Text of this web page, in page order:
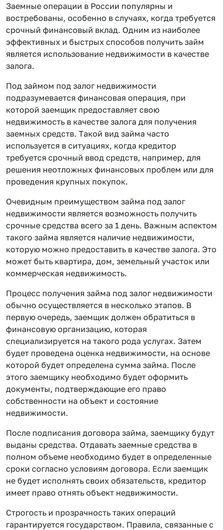
Заемные операции в России популярны и
востребованы, особенно в случаях, когда требуется
срочный финансовый вклад. Одним из наиболее
эффективных и быстрых способов получить займ
является использование недвижимости в качестве
залога.
Под займом под залог недвижимости
подразумевается финансовая операция, при
которой заемщик предоставляет свою
недвижимость в качестве залога для получения
заемных средств. Такой вид займа часто
используется в ситуациях, когда кредитор
требуется срочный ввод средств, например, для
решения неотложных финансовых проблем или для
проведения крупных покупок.
Очевидным преимуществом займа под залог
недвижимости является возможность получить
срочные средства всего за 1 день. Важным аспектом
такого займа является наличие недвижимости,
которую можно предоставить в качестве залога. Это
может быть квартира, дом, земельный участок или
коммерческая недвижимость.
Процесс получения займа под залог недвижимости
обычно осуществляется в несколько этапов. В
первую очередь, заемщик должен обратиться в
финансовую организацию, которая
специализируется на такого рода услугах. Затем
будет проведена оценка недвижимости, на основе
которой будет определена сумма займа. После
этого заемщику необходимо будет оформить
документы, подтверждающие его право
собственности на объект и состояние
недвижимости.
После подписания договора займа, заемщику будут
выданы средства. Отдавать заемные средства в
полном объеме необходимо будет в определенные
сроки согласно условиям договора. Если заемщик
не будет исполнять своих обязательств, кредитор
имеет право отнять объект недвижимости.
Строгость и прозрачность таких операций
гарантируется государством. Правила, связанные с